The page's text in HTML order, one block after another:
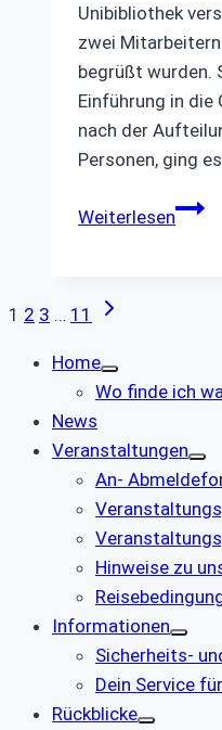
Unibibliothek
zwei
begrüßt wurden.
Einführung in die
nach der
Personen, ging
Weiterlesen
1 2 3 … 11
Nächste
Home
Wo finde ich
News
Veranstaltungen
An-
Hinweise zu
Informationen
Sicherheits-
Dein Service
Rückblicke